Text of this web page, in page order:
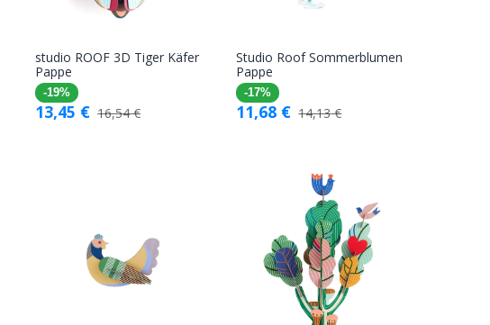
In den
studio ROOF 3D Tiger Käfer
Pappe
-19%
13,45 € 16,54€
Studio Roof Sommerblumen
Pappe
-17%
11,68 € 14,13€